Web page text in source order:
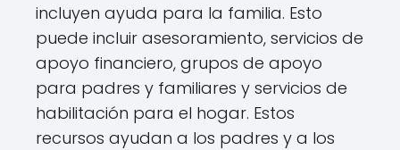
incluyen ayuda para la familia. Esto
puede incluir asesoramiento, servicios de
apoyo financiero, grupos de apoyo
para padres y familiares y servicios de
habilitación para el hogar. Estos
recursos ayudan a los padres y a los